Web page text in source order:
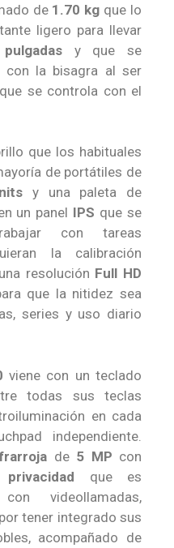
de1.70 kg que lo
ligero para llevar
y que se
con la bisagra al ser
se controla con el
que los habituales
de portátiles de
y una paleta de
un panel IPS que se
con tareas
la calibración
resolución Full HD
que la nitidez sea
series y uso diario
viene con un teclado
todas sus teclas
en cada
independiente.
de 5 MP con
que es
videollamadas,
tener integrado sus
acompañado de